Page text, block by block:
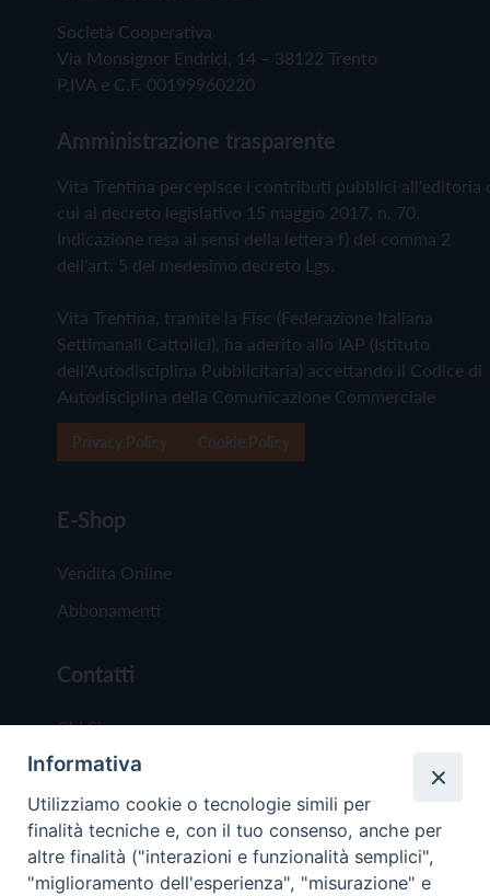
Società Cooperativa
Via Monsignor Endrici, 14 – 38122 Trento
P.IVA e C.F. 00199960220
Amministrazione trasparente
Vita Trentina percepisce i contributi pubblici all'editoria
cui al decreto legislativo 15 maggio 2017, n. 70.
Indicazione resa ai sensi della lettera f) del comma 2
dell'art. 5 del medesimo decreto Lgs.
Vita Trentina, tramite la Fisc (Federazione Italiana
Settimanali Cattolici), ha aderito allo IAP (Istituto
dell'Autodisciplina Pubblicitaria) accettando il Codice di
Autodisciplina della Comunicazione Commerciale
E-Shop
Vendita Online
Abbonamenti
Contatti
Chi Siamo
Redazione
Scrivici
Informativa
Utilizziamo cookie o tecnologie simili per
finalità tecniche e, con il tuo consenso, anche per
altre finalità ("interazioni e funzionalità semplici",
"miglioramento dell'esperienza", "misurazione" e